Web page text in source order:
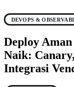
DEVOPS &
Deploy
Naik:
Integrasi